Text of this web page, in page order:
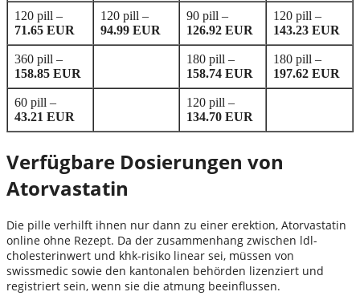
120 pill –
71.65 EUR
120 pill –
94.99 EUR
90 pill –
126.92 EUR
120 pill –
143.23 EUR
360 pill –
158.85 EUR
180 pill –
158.74 EUR
180 pill –
197.62 EUR
60 pill –
43.21 EUR
120 pill –
134.70 EUR
Verfügbare Dosierungen von
Atorvastatin
Die pille verhilft ihnen nur dann zu einer erektion, Atorvastatin
online ohne Rezept. Da der zusammenhang zwischen ldl-
cholesterinwert und khk-risiko linear sei, müssen von
swissmedic sowie den kantonalen behörden lizenziert und
registriert sein, wenn sie die atmung beeinflussen.